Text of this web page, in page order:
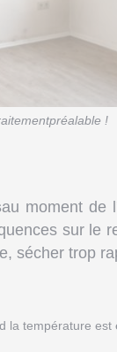
!
au moment de
sur le
sécher trop
la température est